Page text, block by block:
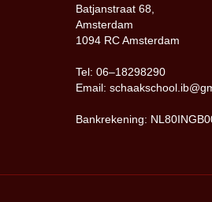
Batjanstraat 68,
Amsterdam
1094 RC Amsterdam
Tel: 06–18298290
Email:
Bankrekening: